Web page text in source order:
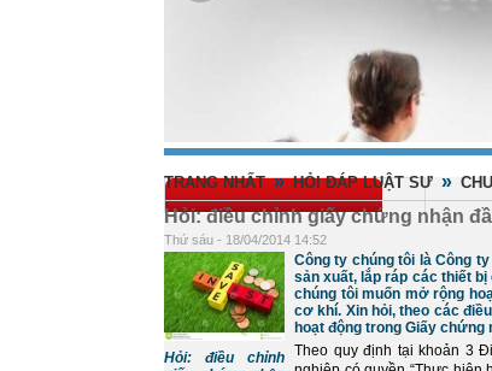
TRANG NHẤT » HỎI ĐÁP LUẬT SƯ »
Hỏi: điều chỉnh giấy chứng nhận
Thứ sáu - 18/04/2014 14:52
Hỏi: điều chỉnh
Công ty chúng tôi là Công
sản xuất, lắp ráp các thiết
chúng tôi muốn mở rộng
cơ khí. Xin hỏi, theo các
hoạt động trong Giấy
Theo quy định tại khoản 3